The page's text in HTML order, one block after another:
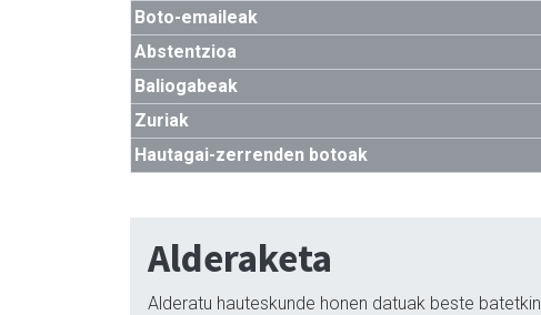
Boto-emaileak
Abstentzioa
Baliogabeak
Zuriak
Hautagai-zerrenden botoak
Alderaketa
Alderatu hauteskunde honen datuak beste batetkin